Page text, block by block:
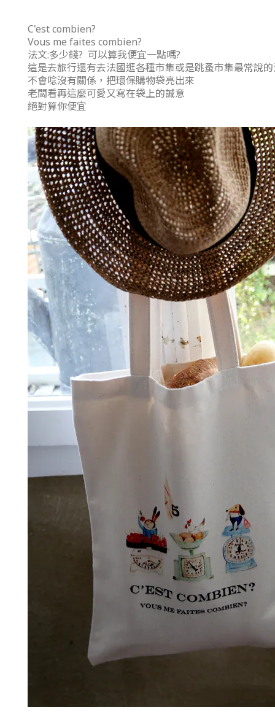
C'est combien?
Vous me faites combien?
法文:多少錢? 可以算我便宜一點嗎?
這是去旅行還有去法國逛各種市集或是跳蚤市集最常說
不會唸沒有關係，把環保購物袋亮出來
老闆看再這麼可愛又寫在袋上的誠意
絕對算你便宜